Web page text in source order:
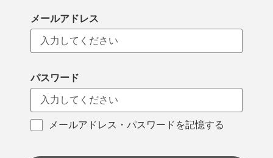
メールアドレス
パスワード
メールアドレス・パスワードを記憶する